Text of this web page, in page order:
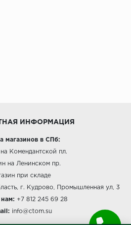
ИНФОРМАЦИЯ
магазинов в СПб:
Комендантской пл.
на Ленинском пр.
при складе
г. Кудрово, Промышленная ул, 3
нам: +7 812 245 69 28
info@ctom.su